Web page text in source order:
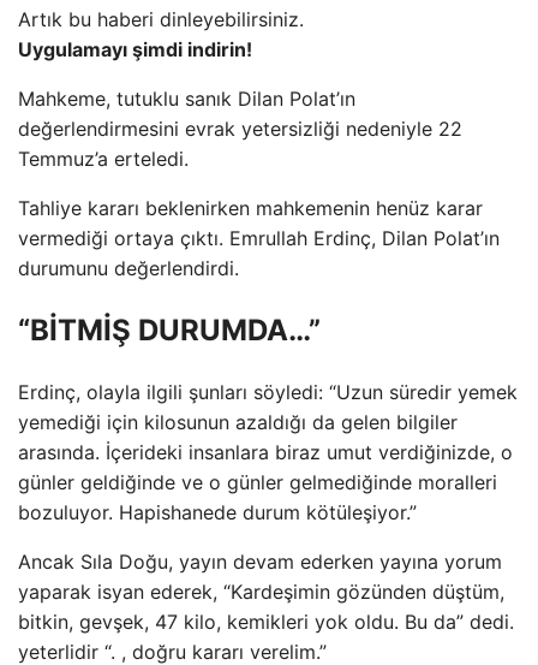
Artık bu haberi dinleyebilirsiniz.
Uygulamayı şimdi indirin!
Mahkeme, tutuklu sanık Dilan Polat’ın
değerlendirmesini evrak yetersizliği nedeniyle 22
Temmuz’a erteledi.
Tahliye kararı beklenirken mahkemenin henüz karar
vermediği ortaya çıktı. Emrullah Erdinç, Dilan Polat’ın
durumunu değerlendirdi.
“BİTMİŞ DURUMDA…”
Erdinç, olayla ilgili şunları söyledi: “Uzun süredir yemek
yemediği için kilosunun azaldığı da gelen bilgiler
arasında. İçerideki insanlara biraz umut verdiğinizde, o
günler geldiğinde ve o günler gelmediğinde moralleri
bozuluyor. Hapishanede durum kötüleşiyor.”
Ancak Sıla Doğu, yayın devam ederken yayına yorum
yaparak isyan ederek, “Kardeşimin gözünden düştüm,
bitkin, gevşek, 47 kilo, kemikleri yok oldu. Bu da” dedi.
yeterlidir “. , doğru kararı verelim.”